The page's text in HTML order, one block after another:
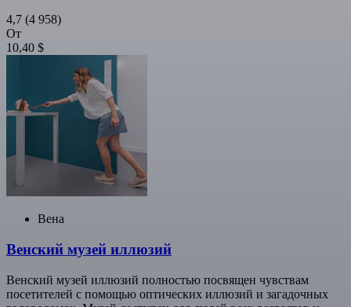
4,7 (4 958)
От
10,40 $
Вена
Венский музей иллюзий
Венский музей иллюзий полностью посвящен чувствам
посетителей с помощью оптических иллюзий и загадочных